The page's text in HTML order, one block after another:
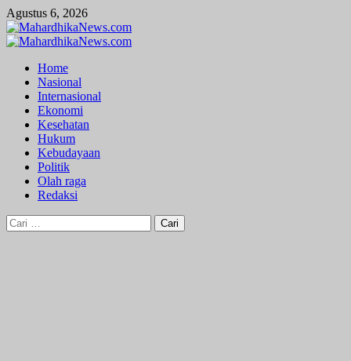
Skip
to
content
Agustus 6, 2026
Primary
Home
Nasional
Internasional
Ekonomi
Kesehatan
Hukum
Kebudayaan
Politik
Olah raga
Redaksi
Cari
untuk: